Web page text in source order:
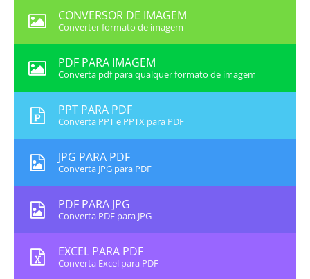
CONVERSOR DE IMAGEM
Converter formato de imagem
PDF PARA IMAGEM
Converta pdf para qualquer formato de imagem
PPT PARA PDF
Converta PPT e PPTX para PDF
JPG PARA PDF
Converta JPG para PDF
PDF PARA JPG
Converta PDF para JPG
EXCEL PARA PDF
Converta Excel para PDF